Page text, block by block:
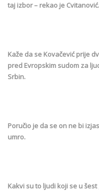
taj izbor – rekao je Cvitanović.
Kaže da se Kovačević prije
pred Evropskim sudom za
Srbin.
Poručio je da se on ne bi
umro.
Kakvi su to ljudi koji se u